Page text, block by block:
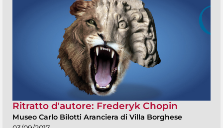
Ritratto d'autore: Frederyk Chopin
Museo Carlo Bilotti Aranciera di Villa Borghese